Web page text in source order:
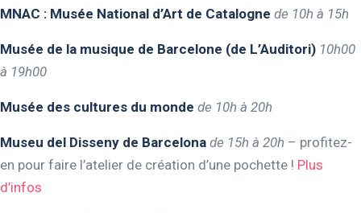
MNAC : Musée National d’Art de Catalogne de 10h à 15h
Musée de la musique de Barcelone (de L’Auditori) 10h00
à 19h00
Musée des cultures du monde de 10h à 20h
Museu del Disseny de Barcelona de 15h à 20h – profitez-
en pour faire l’atelier de création d’une pochette ! Plus
d’infos